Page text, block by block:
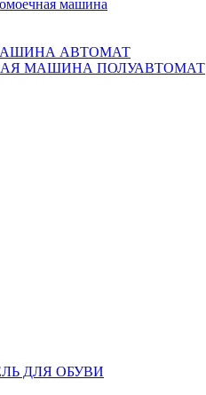
машина
АВТОМАТ
МАШИНА ПОЛУАВТОМАТ
ДЛЯ ОБУВИ